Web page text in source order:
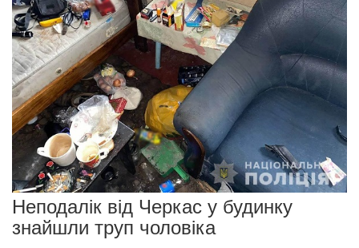
Неподалік від Черкас у будинку
знайшли труп чоловіка